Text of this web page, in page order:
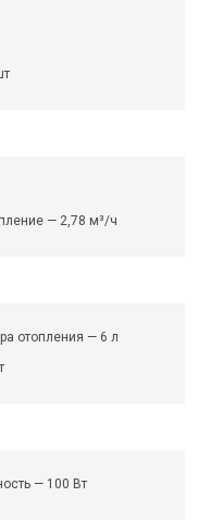
— 2,78 м³/ч
отопления — 6 л
— 100 Вт